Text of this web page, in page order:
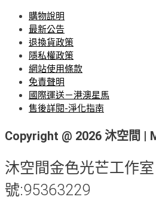
購物說明
最新公告
退換貨政策
隱私權政策
網站使用條款
免責聲明
國際運送－港澳星馬
售後詳閱-淨化指南
Copyright @ 2026 沐空間 |
沐空間金色光芒工作
號:95363229